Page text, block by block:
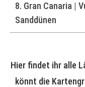
8. Gran Canaria |
Sanddünen
Hier findet ihr alle
könnt die